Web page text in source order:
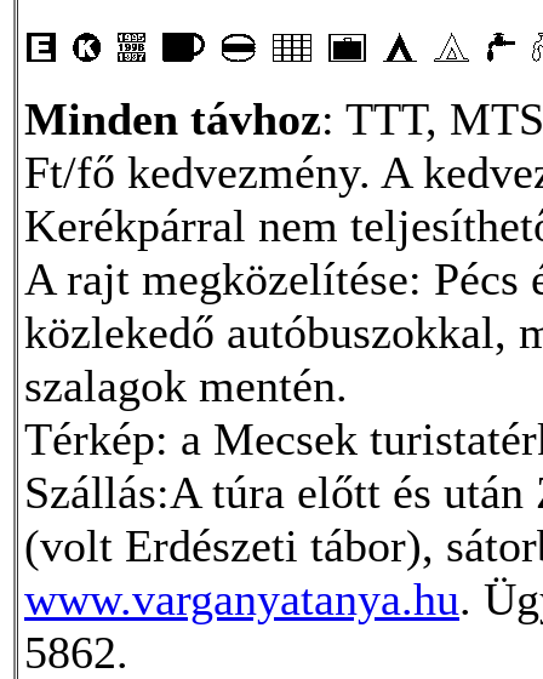
Minden távhoz: TTT,
Ft/fő kedvezmény. A
Kerékpárral nem
A rajt megközelítése: Pécs
közlekedő autóbuszokkal,
szalagok mentén.
Térkép: a Mecsek
Szállás:A túra előtt és után
(volt Erdészeti tábor),
www.varganyatanya.hu.
5862.